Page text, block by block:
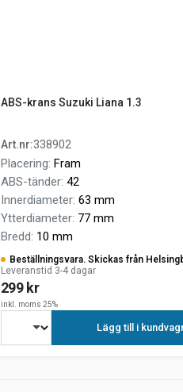
ABS-krans Suzuki Liana 1.3
Art.nr:338902
Placering: Fram
ABS-tänder: 42
Innerdiameter: 63 mm
Ytterdiameter: 77 mm
Bredd: 10 mm
Beställningsvara. Skickas från
Leveranstid 3-4 dagar
299 kr
inkl. moms 25%
Lägg till i